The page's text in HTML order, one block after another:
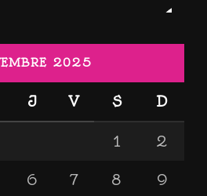
2025
J V S D
1 2
6 7 8 9